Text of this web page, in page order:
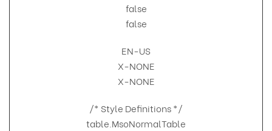
false
false
EN-US
X-NONE
X-NONE
/* Style Definitions */
table.MsoNormalTable